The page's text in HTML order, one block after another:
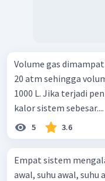
Volume gas
20 atm sehingga
1000 L. Jika terjadi
kalor sistem sebesar....
5 3.6
Empat sistem
awal, suhu awal,